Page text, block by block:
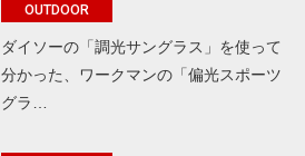
OUTDOOR
ダイソーの「調光サングラス」を使って
分かった、ワークマンの「偏光スポーツ
グラ…